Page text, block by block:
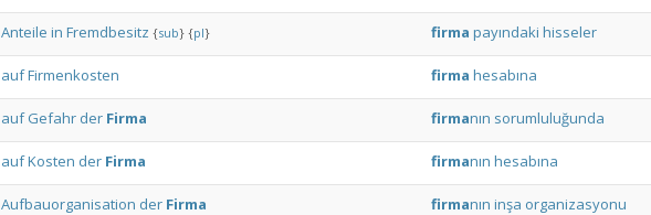
Anteile in Fremdbesitz {sub} {pl} firma payındaki hisseler
aufFirmenkosten firma hesabına
auf Gefahr der Firma firmanın sorumluluğunda
aufKosten der Firma firmanın hesabına
Aufbauorganisation der Firma firmanın inşa organizasyonu